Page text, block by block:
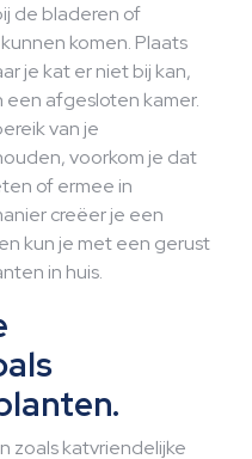
de bladeren of
komen. Plaats
je kat er niet bij kan,
een afgesloten kamer.
van je
voorkom je dat
of ermee in
creëer je een
kun je met een gerust
in huis.
zoals katvriendelijke